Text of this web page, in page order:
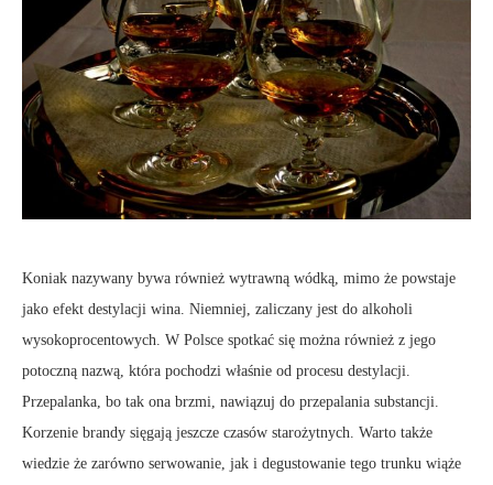
Koniak nazywany bywa również wytrawną wódką, mimo że powstaje
jako efekt destylacji wina. Niemniej, zaliczany jest do alkoholi
wysokoprocentowych. W Polsce spotkać się można również z jego
potoczną nazwą, która pochodzi właśnie od procesu destylacji.
Przepalanka, bo tak ona brzmi, nawiązuj do przepalania substancji.
Korzenie brandy sięgają jeszcze czasów starożytnych. Warto także
wiedzie że zarówno serwowanie, jak i degustowanie tego trunku wiąże